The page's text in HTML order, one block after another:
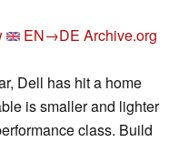
EN→DE Archive.org
Dell has hit a home
is smaller and lighter
class. Build